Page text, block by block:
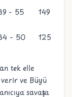
- 55
149
- 50
125
tek elle
verir ve Büyü
savaşta